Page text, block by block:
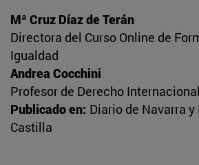
Mª Cruz Díaz de Terán
Directora del Curso Online de
Igualdad
Andrea Cocchini
Profesor de Derecho Internacional
Publicado en: Diario de Navarra y
Castilla